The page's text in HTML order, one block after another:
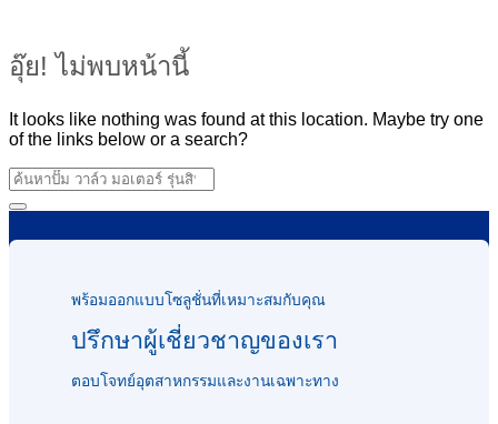
อุ๊ย! ไม่พบหน้านี้
It looks like nothing was found at this location. Maybe try one
of the links below or a search?
พร้อมออกแบบโซลูชั่นที่เหมาะสมกับคุณ
ปรึกษาผู้เชี่ยวชาญของเรา
ตอบโจทย์อุตสาหกรรมและงานเฉพาะทาง